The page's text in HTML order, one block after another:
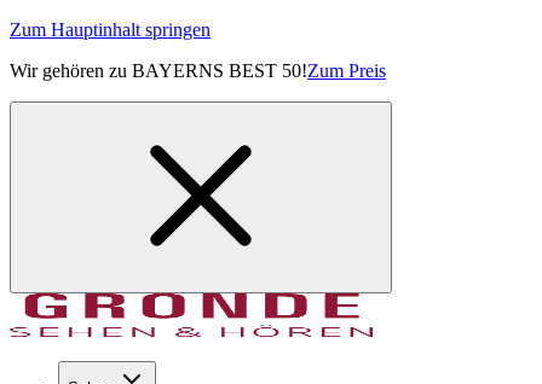
Zum Hauptinhalt springen
Wir gehören zu BAYERNS BEST 50!Zum Preis